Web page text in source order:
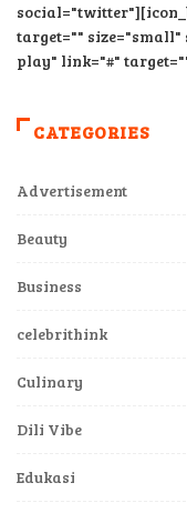
target=""
play" link="#"
CATEGORIES
Advertisement
Beauty
Business
celebrithink
Culinary
Dili Vibe
Edukasi